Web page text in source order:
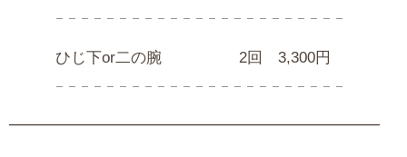
𓐄 𓐄 𓐄 𓐄 𓐄 𓐄 𓐄 𓐄 𓐄 𓐄 𓐄 𓐄 𓐄 𓐄 𓐄 𓐄 𓐄 𓐄 𓐄 𓐄 𓐄 𓐄 𓐄
ひじ下or二の腕 2回 3,300円
𓐄 𓐄 𓐄 𓐄 𓐄 𓐄 𓐄 𓐄 𓐄 𓐄 𓐄 𓐄 𓐄 𓐄 𓐄 𓐄 𓐄 𓐄 𓐄 𓐄 𓐄 𓐄 𓐄
━━━━━━━━━━━━━━━━━━━━━━━━